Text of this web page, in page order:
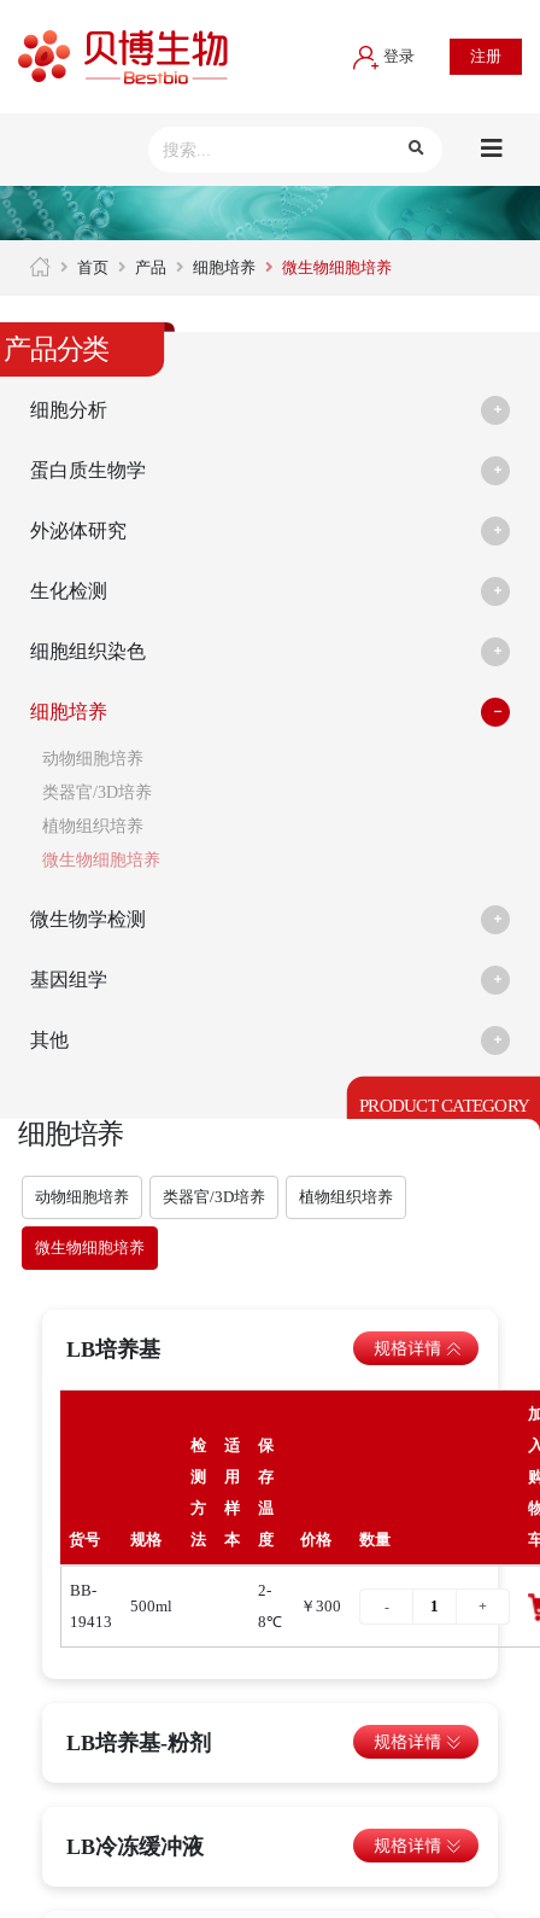
登录 注册
首页 产品 细胞培养 微生物细胞培养
产品分类
细胞分析
蛋白质生物学
外泌体研究
生化检测
细胞组织染色
细胞培养
动物细胞培养
类器官/3D培养
植物组织培养
微生物细胞培养
微生物学检测
基因组学
其他
PRODUCT CATEGORY
细胞培养
动物细胞培养 类器官/3D培养 植物组织培养
微生物细胞培养
LB培养基
货号 规格
检
测
方
法
适
用
样
本
保
存
温
度
价格 数量
BB-
19413
500ml
2-
8℃
￥300
LB培养基-粉剂
LB冷冻缓冲液